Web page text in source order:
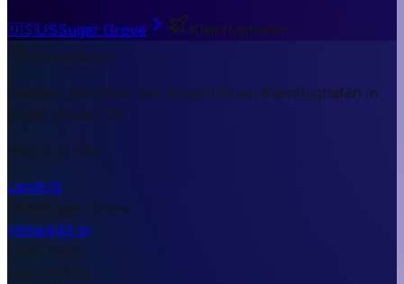
🇺🇸USSugar Grove
Kleinflughafen
Kurzantwort
Sanders Personal Use Airport ist ein Kleinflughafen in
Sugar Grove, US.
443 m ü. NN.
LandUS
StadtSugar Grove
Höhe443 m
Lat41.9892
Lng-79.3011